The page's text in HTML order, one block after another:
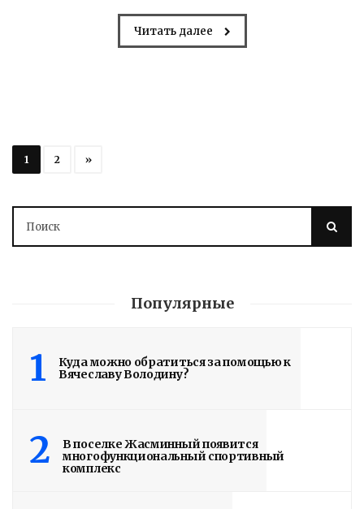
Читать далее
1 2 »
Популярные
1
Куда можно обратиться за помощью к
Вячеславу Володину?
2
В поселке Жасминный появится
многофункциональный спортивный
комплекс